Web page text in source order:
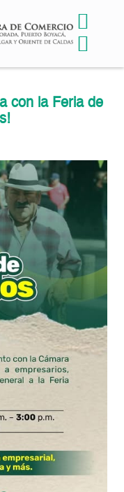
con la Feria de